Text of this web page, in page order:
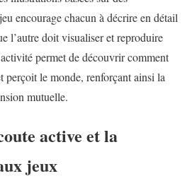
encourage chacun à décrire en détail
l’autre doit visualiser et reproduire
permet de découvrir comment
perçoit le monde, renforçant ainsi la
mutuelle.
active et la
jeux